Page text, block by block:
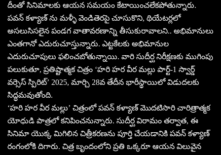
దీంతో సినిమాలకు ఆయన సమయం కేటాయించలేకపోతున్నారు.
పవన్ కళ్యాణ్ ను మళ్ళీ వెండితెరపై చూసుకొని, థియేటర్లలో
అసలుసిసలైన పండగ వాతావరణాన్ని తీసుకురావాలని.. అభిమానులు
ఎంతగానో ఎదురుచూస్తున్నారు. ఎట్టకేలకు అభిమానుల
ఎదురుచూపులు ఫలించబోతున్నాయి. వారి సుదీర్ఘ నిరీక్షణకు ముగింపు
పలుకుతూ, ప్రతిష్టాత్మక చిత్రం ‘హరి హర వీర మల్లు పార్ట్-1 స్వార్డ్
వర్సెస్ స్పిరిట్’ 2025, మార్చి 28వ తేదీన భారీస్థాయిలో విడుదలకు
సిద్ధమవుతోంది.
‘హరి హర వీర మల్లు’ చిత్రంలో పవన్ కళ్యాణ్ మొదటిసారి చారిత్రాత్మక
యోధుడి పాత్రలో కనిపించనున్నారు. సుదీర్ఘ విరామం తర్వాత, ఈ
సినిమా యొక్క మిగిలిన చిత్రీకరణను పూర్తి చేయడానికి పవన్ కళ్యాణ్
రంగంలోకి దిగారు. చిత్ర బృందంలోని ప్రతి ఒక్కరూ ఆయన విలువైన